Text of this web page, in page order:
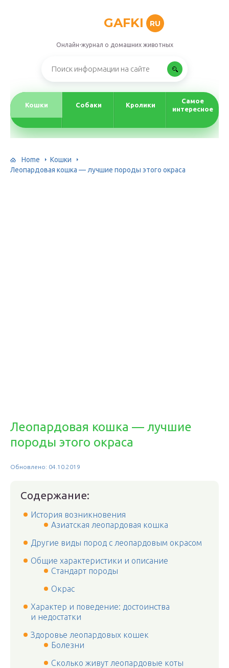
GAFKI RU
Онлайн-журнал о домашних животных
Кошки Собаки Кролики
Самое
интересное
Home
Кошки
Леопардовая кошка — лучшие породы этого окраса
Леопардовая кошка — лучшие
породы этого окраса
Обновлено: 04.10.2019
Содержание:
История возникновения
Азиатская леопардовая кошка
Другие виды пород с леопардовым окрасом
Общие характеристики и описание
Стандарт породы
Окрас
Характер и поведение: достоинства
и недостатки
Здоровье леопардовых кошек
Болезни
Сколько живут леопардовые коты